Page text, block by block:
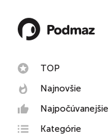
TOP
Najnovšie
Najpočúvanejšie
Kategórie